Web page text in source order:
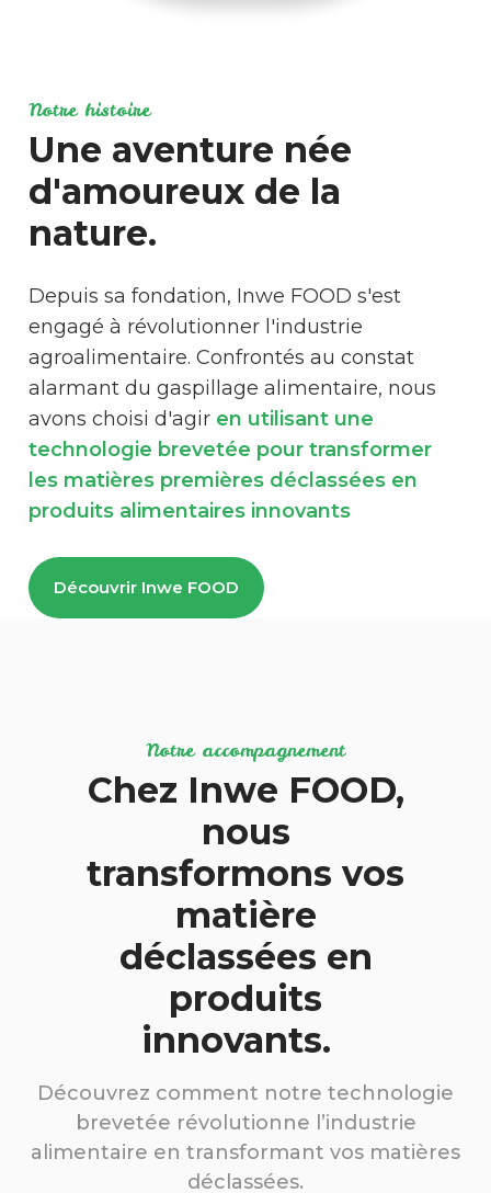
Notre histoire
Une aventure née
d'amoureux de la
nature.
Depuis sa fondation, Inwe FOOD s'est
engagé à révolutionner l'industrie
agroalimentaire. Confrontés au constat
alarmant du gaspillage alimentaire, nous
avons choisi d'agir en utilisant une
technologie brevetée pour transformer
les matières premières déclassées en
produits alimentaires innovants
Découvrir Inwe FOOD
Notre accompagnement
Chez Inwe FOOD,
nous
transformons vos
matière
déclassées en
produits
innovants.
Découvrez comment notre technologie
brevetée révolutionne l’industrie
alimentaire en transformant vos matières
déclassées.